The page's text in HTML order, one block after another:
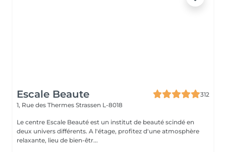
Escale Beaute
312
1, Rue des Thermes Strassen L-8018
Le centre Escale Beauté est un institut de beauté scindé en
deux univers différents. A l'étage, profitez d'une atmosphère
relaxante, lieu de bien-êtr...